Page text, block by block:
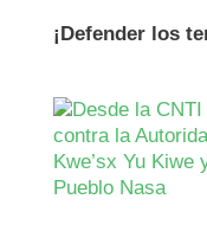
¡Defender los